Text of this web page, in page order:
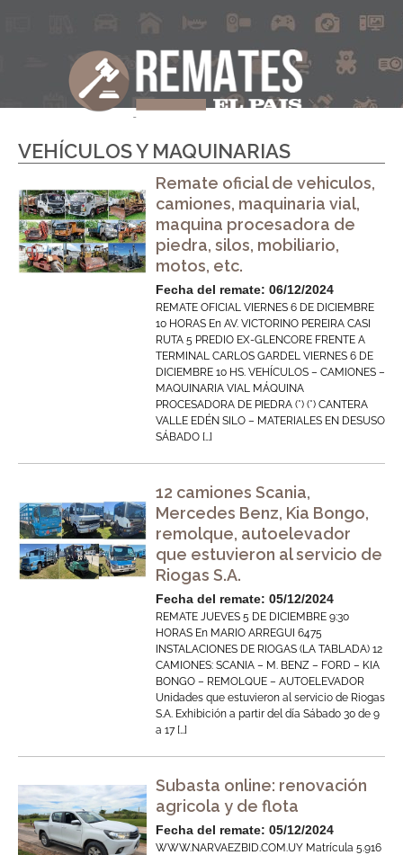
VEHÍCULOS Y MAQUINARIAS
Remate oficial de vehiculos,
camiones, maquinaria vial,
maquina procesadora de
piedra, silos, mobiliario,
motos, etc.
Fecha del remate: 06/12/2024
REMATE OFICIAL VIERNES 6 DE DICIEMBRE
10 HORAS En AV. VICTORINO PEREIRA CASI
RUTA 5 PREDIO EX-GLENCORE FRENTE A
TERMINAL CARLOS GARDEL VIERNES 6 DE
DICIEMBRE 10 HS. VEHÍCULOS – CAMIONES –
MAQUINARIA VIAL MÁQUINA
PROCESADORA DE PIEDRA (*) (*) CANTERA
VALLE EDÉN SILO – MATERIALES EN DESUSO
SÁBADO […]
12 camiones Scania,
Mercedes Benz, Kia Bongo,
remolque, autoelevador
que estuvieron al servicio de
Riogas S.A.
Fecha del remate: 05/12/2024
REMATE JUEVES 5 DE DICIEMBRE 9:30
HORAS En MARIO ARREGUI 6475
INSTALACIONES DE RIOGAS (LA TABLADA) 12
CAMIONES: SCANIA – M. BENZ – FORD – KIA
BONGO – REMOLQUE – AUTOELEVADOR
Unidades que estuvieron al servicio de Riogas
S.A. Exhibición a partir del día Sábado 30 de 9
a 17 […]
Subasta online: renovación
agricola y de flota
Fecha del remate: 05/12/2024
WWW.NARVAEZBID.COM.UY Matrícula 5.916